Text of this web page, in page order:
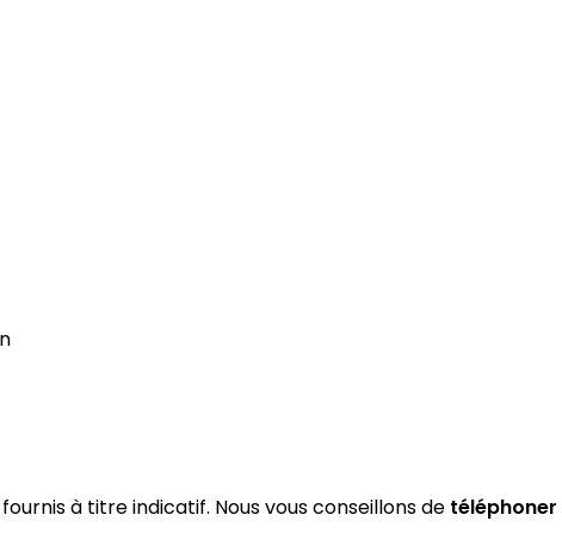
à titre indicatif. Nous vous conseillons de téléphoner